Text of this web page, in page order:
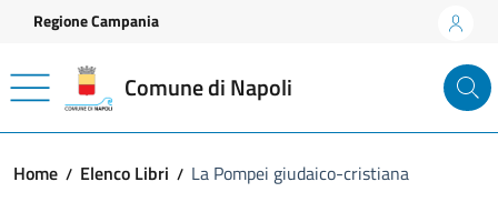
Vai ai contenuti
Vai al footer
Regione Campania
Comune di Napoli
Home Elenco Libri La Pompei giudaico-cristiana